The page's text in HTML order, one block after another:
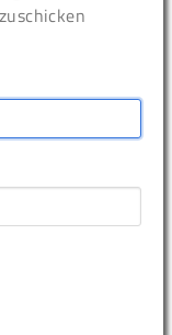
zuschicken